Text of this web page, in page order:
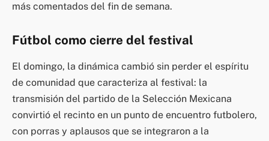
más comentados del fin de semana.
Fútbol como cierre del festival
El domingo, la dinámica cambió sin perder el espíritu
de comunidad que caracteriza al festival: la
transmisión del partido de la Selección Mexicana
convirtió el recinto en un punto de encuentro futbolero,
con porras y aplausos que se integraron a la